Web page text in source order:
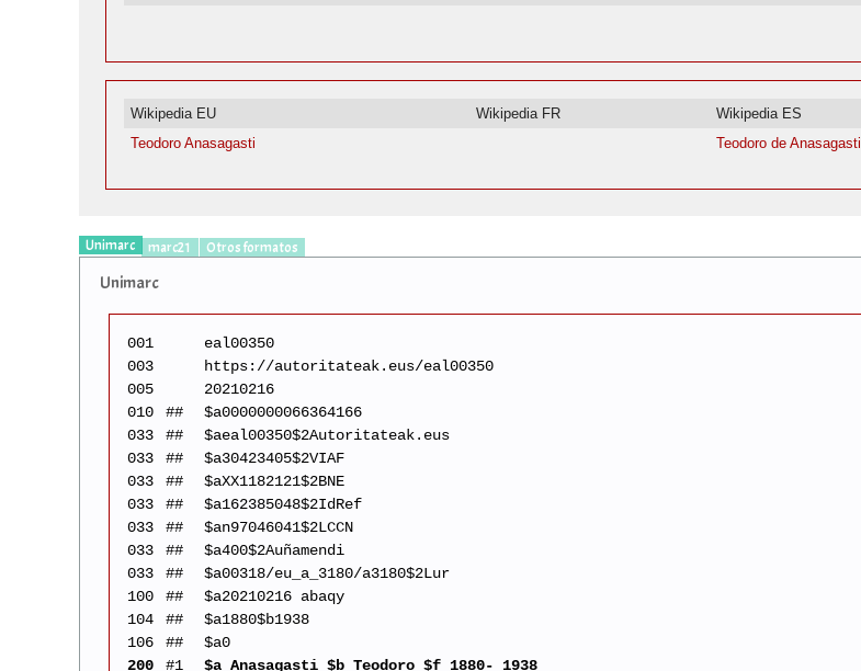
Wikipedia EU Wikipedia FR Wikipedia ES
Teodoro Anasagasti
Teodoro de Anasagasti
Unimarc marc21 Otros formatos
Unimarc
001
eal00350
003
https://autoritateak.eus/eal00350
005
20210216
010
##
$a0000000066364166
033
##
$aeal00350$2Autoritateak.eus
033
##
$a30423405$2VIAF
033
##
$aXX1182121$2BNE
033
##
$a162385048$2IdRef
033
##
$an97046041$2LCCN
033
##
$a400$2Auñamendi
033
##
$a00318/eu_a_3180/a3180$2Lur
100
##
$a20210216 abaqy
104
##
$a1880$b1938
106
##
$a0
200
#1
$a Anasagasti $b Teodoro $f 1880- 1938